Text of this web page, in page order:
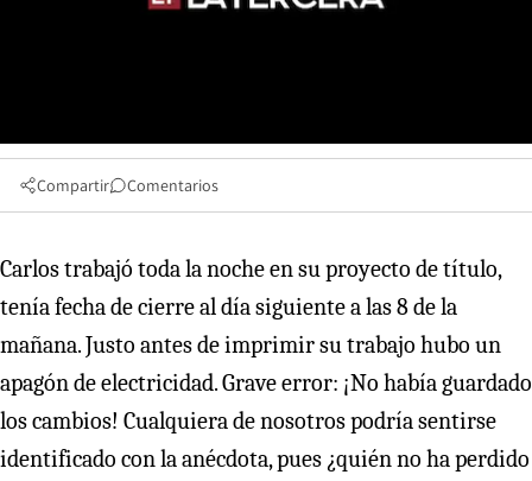
Compartir Comentarios
Carlos trabajó toda la noche en su proyecto de título,
tenía fecha de cierre al día siguiente a las 8 de la
mañana. Justo antes de imprimir su trabajo hubo un
apagón de electricidad. Grave error: ¡No había guardado
los cambios! Cualquiera de nosotros podría sentirse
identificado con la anécdota, pues ¿quién no ha perdido